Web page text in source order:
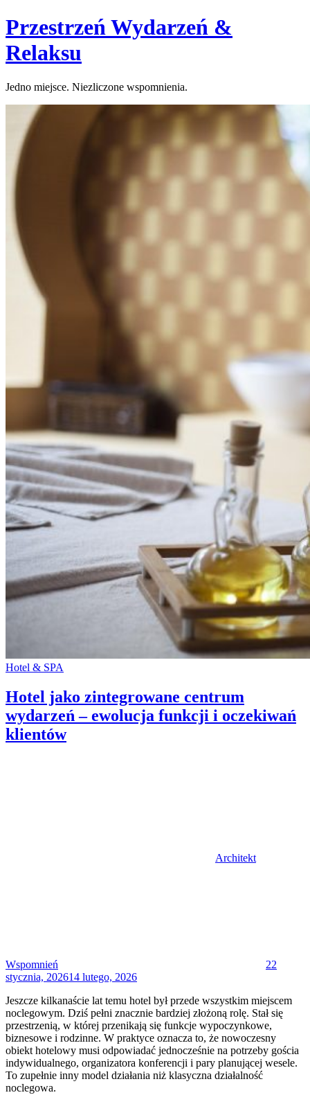
Skip
to
content
Przestrzeń Wydarzeń &
Relaksu
Jedno miejsce. Niezliczone wspomnienia.
Categories:
Hotel & SPA
Hotel jako zintegrowane centrum
wydarzeń – ewolucja funkcji i oczekiwań
klientów
Architekt
Wspomnień
22
stycznia, 202614 lutego, 2026
Jeszcze kilkanaście lat temu hotel był przede wszystkim miejscem
noclegowym. Dziś pełni znacznie bardziej złożoną rolę. Stał się
przestrzenią, w której przenikają się funkcje wypoczynkowe,
biznesowe i rodzinne. W praktyce oznacza to, że nowoczesny
obiekt hotelowy musi odpowiadać jednocześnie na potrzeby gościa
indywidualnego, organizatora konferencji i pary planującej wesele.
To zupełnie inny model działania niż klasyczna działalność
noclegowa.